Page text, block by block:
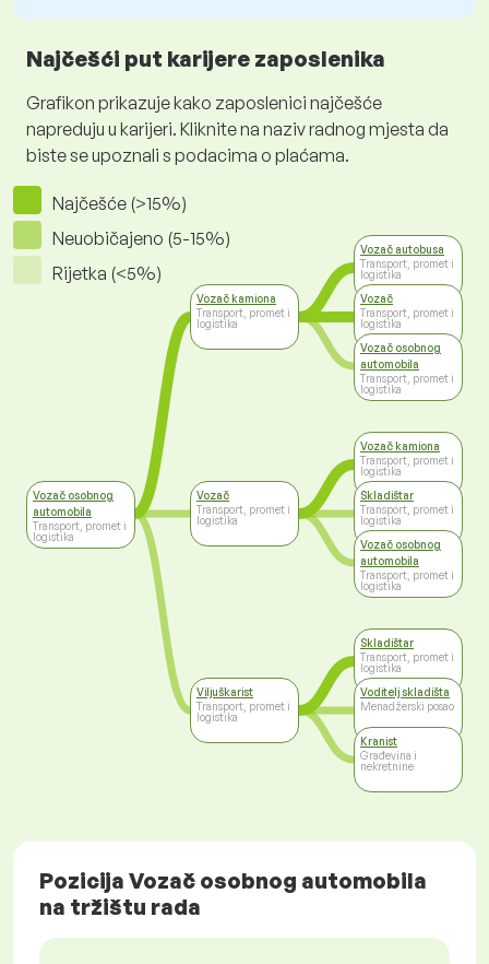
Najčešći put karijere zaposlenika
Grafikon prikazuje kako zaposlenici najčešće
napreduju u karijeri. Kliknite na naziv radnog mjesta da
biste se upoznali s podacima o plaćama.
Najčešće (>15%)
Neuobičajeno (5-15%)
Rijetka (<5%)
Vozač osobnog
automobila
Transport, promet i
logistika
Vozač kamiona
Transport, promet i
logistika
Vozač
Transport, promet i
logistika
Viljuškarist
Transport, promet i
logistika
Vozač autobusa
Transport, promet i
logistika
Vozač
Transport, promet i
logistika
Vozač osobnog
automobila
Transport, promet i
logistika
Vozač kamiona
Transport, promet i
logistika
Skladištar
Transport, promet i
logistika
Vozač osobnog
automobila
Transport, promet i
logistika
Skladištar
Transport, promet i
logistika
Voditelj skladišta
Menadžerski posao
Kranist
Građevina i
nekretnine
Pozicija Vozač osobnog automobila
na tržištu rada